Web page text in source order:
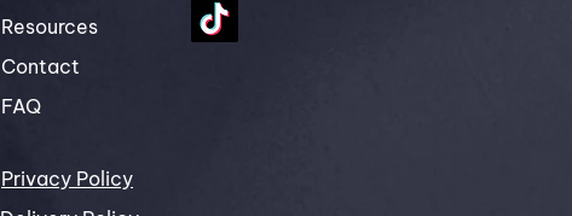
Resources
Contact
FAQ
Privacy Policy